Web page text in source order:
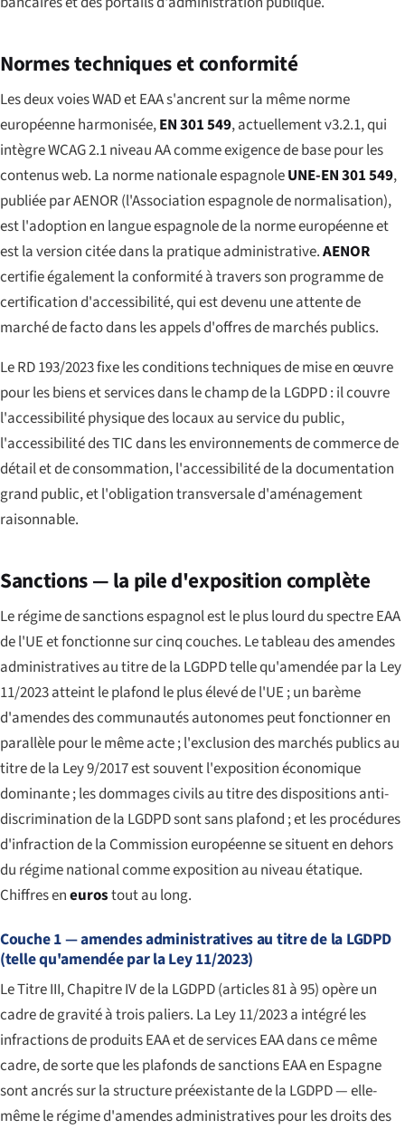
Normes techniques et conformité
Les deux voies WAD et EAA s'ancrent sur la même norme
européenne harmonisée,EN 301 549, actuellement v3.2.1, qui
intègre WCAG 2.1 niveau AA comme exigence de base pour les
contenus web. La norme nationale espagnoleUNE-EN 301 549,
publiée par AENOR (l'Association espagnole de normalisation),
est l'adoption en langue espagnole de la norme européenne et
est la version citée dans la pratique administrative.AENOR
certifie également la conformité à travers son programme de
certification d'accessibilité, qui est devenu une attente de
marché de facto dans les appels d'offres de marchés publics.
Le RD 193/2023 fixe les conditions techniques de mise en œuvre
pour les biens et services dans le champ de la LGDPD : il couvre
l'accessibilité physique des locaux au service du public,
l'accessibilité des TIC dans les environnements de commerce de
détail et de consommation, l'accessibilité de la documentation
grand public, et l'obligation transversale d'aménagement
raisonnable.
Sanctions — la pile d'exposition complète
Le régime de sanctions espagnol est le plus lourd du spectre EAA
de l'UE et fonctionne sur cinq couches. Le tableau des amendes
administratives au titre de la LGDPD telle qu'amendée par la Ley
11/2023 atteint le plafond le plus élevé de l'UE ; un barème
d'amendes des communautés autonomes peut fonctionner en
parallèle pour le même acte ; l'exclusion des marchés publics au
titre de la Ley 9/2017 est souvent l'exposition économique
dominante ; les dommages civils au titre des dispositions anti-
discrimination de la LGDPD sont sans plafond ; et les procédures
d'infraction de la Commission européenne se situent en dehors
du régime national comme exposition au niveau étatique.
Chiffres eneurostout au long.
Couche 1 — amendes administratives au titre de la LGDPD
(telle qu'amendée par la Ley 11/2023)
Le Titre III, Chapitre IV de la LGDPD (articles 81 à 95) opère un
cadre de gravité à trois paliers. La Ley 11/2023 a intégré les
infractions de produits EAA et de services EAA dans ce même
cadre, de sorte que les plafonds de sanctions EAA en Espagne
sont ancrés sur la structure préexistante de la LGDPD — elle-
même le régime d'amendes administratives pour les droits des